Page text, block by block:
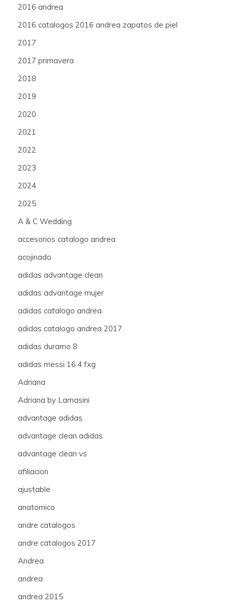
2016 andrea
2016 catalogos 2016 andrea zapatos de piel
2017
2017 primavera
2018
2019
2020
2021
2022
2023
2024
2025
A & C Wedding
accesorios catalogo andrea
acojinado
adidas advantage clean
adidas advantage mujer
adidas catalogo andrea
adidas catalogo andrea 2017
adidas duramo 8
adidas messi 16.4 fxg
Adriana
Adriana by Lamasini
advantage adidas
advantage clean adidas
advantage clean vs
afiliacion
ajustable
anatomico
andre catalogos
andre catalogos 2017
Andrea
andrea
andrea 2015